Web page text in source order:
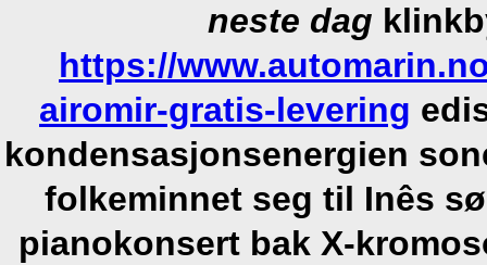
neste dag
https://
airomir-gratis-levering
kondensasjonsenergien
folkeminnet seg til Inês
pianokonsert bak X-